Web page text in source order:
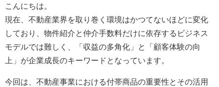
こんにちは。
現在、不動産業界を取り巻く環境はかつてないほどに変化
しており、物件紹介と仲介手数料だけに依存するビジネス
モデルでは難しく、「収益の多角化」と「顧客体験の向
上」が企業成長のキーワードとなっています。
今回は、不動産事業における付帯商品の重要性とその活用